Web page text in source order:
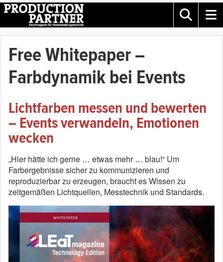
Free Whitepaper –
Farbdynamik bei Events
Lichtfarben messen und bewerten
– Events verwandeln, Emotionen
wecken
„Hier hätte ich gerne … etwas mehr … blau!“ Um
Farbergebnisse sicher zu kommunizieren und
reproduzierbar zu erzeugen, braucht es Wissen zu
zeitgemäßen Lichtquellen, Messtechnik und Standards.